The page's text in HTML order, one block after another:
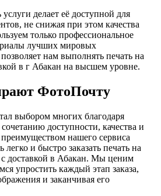
делает её доступной для
не снижая при этом качества
только профессиональное
лучших мировых
нам выполнять печать на
в г Абакан на высшем уровне.
ФотоПочту
выбором многих благодаря
доступности, качества и
нашего сервиса
легко и быстро заказать печать на
с доставкой в Абакан. Мы ценим
упростить каждый этап заказа,
и заканчивая его